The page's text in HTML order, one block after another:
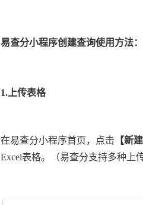
易查分小程序创建查询使用方法：
1. 上传表格
在易查分小程序首页，点击 【新
Excel表格。（易查分支持多种上